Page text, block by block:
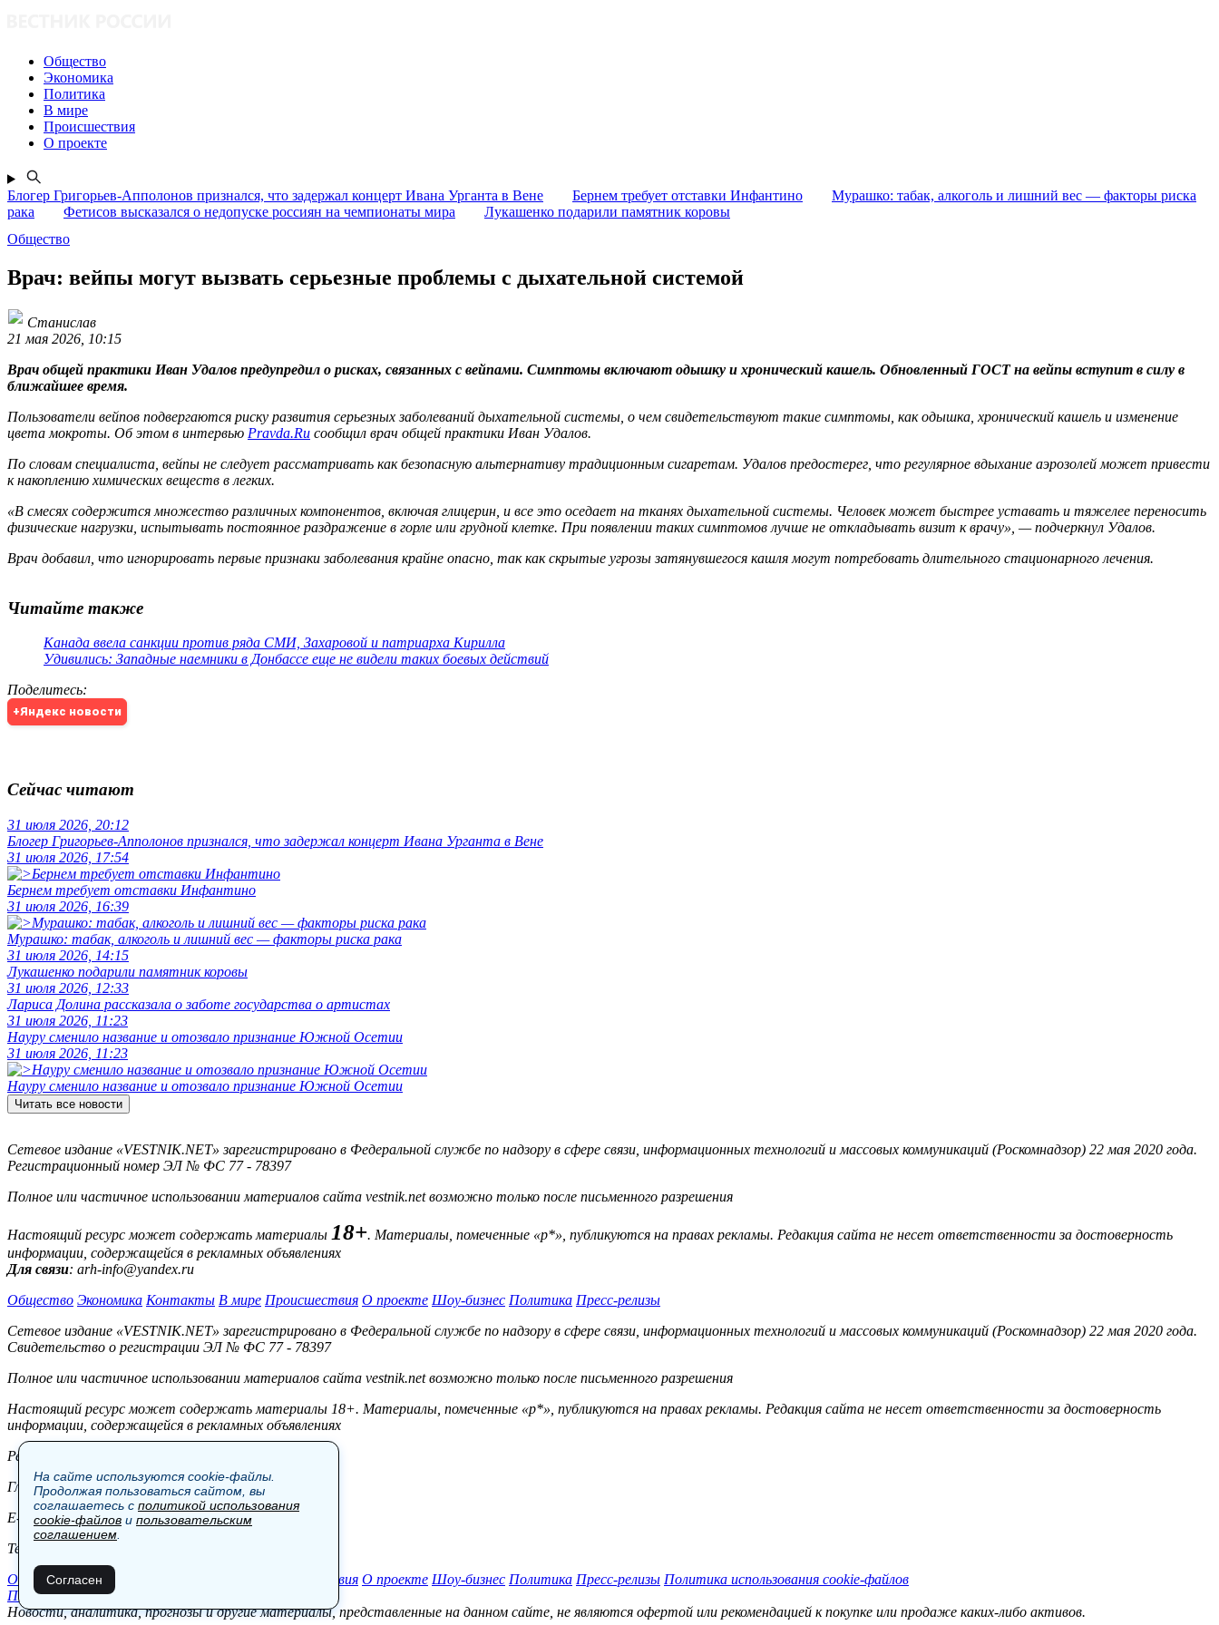
Общество
Экономика
Политика
В мире
Происшествия
О проекте
Блогер Григорьев-Апполонов признался, что задержал концерт Ивана Урганта в Вене Бернем требует отставки Инфантино
Мурашко: табак, алкоголь и лишний вес — факторы риска
рака
Фетисов высказался о недопуске россиян на чемпионаты мира
Лукашенко подарили памятник коровы
Общество
Врач: вейпы могут вызвать серьезные проблемы с дыхательной системой
Станислав
21 мая 2026, 10:15
Врач общей практики Иван Удалов предупредил о рисках, связанных с вейпами. Симптомы включают одышку и хронический кашель. Обновленный ГОСТ на вейпы вступит в силу в
ближайшее время.
Пользователи вейпов подвергаются риску развития серьезных заболеваний дыхательной системы, о чем свидетельствуют такие симптомы, как одышка, хронический кашель и изменение
цвета мокроты. Об этом в интервью Pravda.Ru сообщил врач общей практики Иван Удалов.
По словам специалиста, вейпы не следует рассматривать как безопасную альтернативу традиционным сигаретам. Удалов предостерег, что регулярное вдыхание аэрозолей может привести
к накоплению химических веществ в легких.
«В смесях содержится множество различных компонентов, включая глицерин, и все это оседает на тканях дыхательной системы. Человек может быстрее уставать и тяжелее переносить
физические нагрузки, испытывать постоянное раздражение в горле или грудной клетке. При появлении таких симптомов лучше не откладывать визит к врачу», — подчеркнул Удалов.
Врач добавил, что игнорировать первые признаки заболевания крайне опасно, так как скрытые угрозы затянувшегося кашля могут потребовать длительного стационарного лечения.
Читайте также
Канада ввела санкции против ряда СМИ, Захаровой и патриарха Кирилла
Удивились: Западные наемники в Донбассе еще не видели таких боевых действий
Поделитесь:
+Яндекс новости
Сейчас читают
31 июля 2026, 20:12
Блогер Григорьев-Апполонов признался, что задержал концерт Ивана Урганта в Вене
31 июля 2026, 17:54
Бернем требует отставки Инфантино
31 июля 2026, 16:39
Мурашко: табак, алкоголь и лишний вес — факторы риска рака
31 июля 2026, 14:15
Лукашенко подарили памятник коровы
31 июля 2026, 12:33
Лариса Долина рассказала о заботе государства о артистах
31 июля 2026, 11:23
Науру сменило название и отозвало признание Южной Осетии
31 июля 2026, 11:23
Науру сменило название и отозвало признание Южной Осетии
Читать все новости
Сетевое издание «VESTNIK.NET» зарегистрировано в Федеральной службе по надзору в сфере связи, информационных технологий и массовых коммуникаций (Роскомнадзор) 22 мая 2020 года.
Регистрационный номер ЭЛ № ФС 77 - 78397
Полное или частичное использовании материалов сайта vestnik.net возможно только после письменного разрешения
Настоящий ресурс может содержать материалы 18+. Материалы, помеченные «р*», публикуются на правах рекламы. Редакция сайта не несет ответственности за достоверность
информации, содержащейся в рекламных объявлениях
Для связи: arh-info@yandex.ru
Общество Экономика Контакты В мире Происшествия О проекте Шоу-бизнес Политика Пресс-релизы
Сетевое издание «VESTNIK.NET» зарегистрировано в Федеральной службе по надзору в сфере связи, информационных технологий и массовых коммуникаций (Роскомнадзор) 22 мая 2020 года.
Свидетельство о регистрации ЭЛ № ФС 77 - 78397
Полное или частичное использовании материалов сайта vestnik.net возможно только после письменного разрешения
Настоящий ресурс может содержать материалы 18+. Материалы, помеченные «р*», публикуются на правах рекламы. Редакция сайта не несет ответственности за достоверность
информации, содержащейся в рекламных объявлениях
Редакция:
Главный редактор: Боровов М.С.
E-mail: site@vestnik.net, reb.msk@yandex.ru
Тел.: +7 (921) 720-00-97
Общество Экономика Происшествия О проекте Шоу-бизнес Политика Пресс-релизы Политика использования cookie-файлов
Пользовательское соглашение
Новости, аналитика, прогнозы и другие материалы, представленные на данном сайте, не являются офертой или рекомендацией к покупке или продаже каких-либо активов.
На сайте используются cookie-файлы.
Продолжая пользоваться сайтом, вы
соглашаетесь с политикой использования
cookie-файлов и пользовательским
соглашением
Согласен